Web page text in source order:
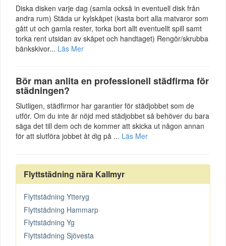
Diska disken varje dag (samla också in eventuell disk från
andra rum) Städa ur kylskåpet (kasta bort alla matvaror som
gått ut och gamla rester, torka bort allt eventuellt spill samt
torka rent utsidan av skåpet och handtaget) Rengör/skrubba
bänkskivor... Läs Mer
Bör man anlita en professionell städfirma för
städningen?
Slutligen, städfirmor har garantier för städjobbet som de
utför. Om du inte är nöjd med städjobbet så behöver du bara
säga det till dem och de kommer att skicka ut någon annan
för att slutföra jobbet åt dig på ... Läs Mer
Flyttstädning nära Kallmyr
Flyttstädning Ytteryg
Flyttstädning Hammarp
Flyttstädning Yg
Flyttstädning Sjövesta